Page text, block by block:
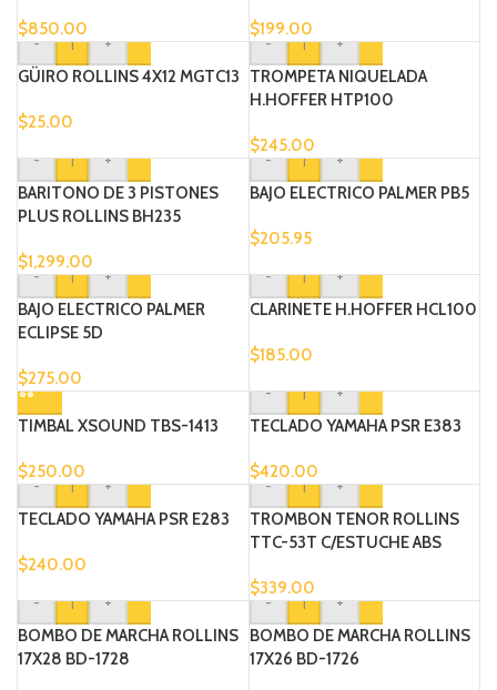
$850.00 $199.00
-
+
GÜIRO ROLLINS 4X12 MGTC13
$25.00
-
+
TROMPETA NIQUELADA
H.HOFFER HTP100
$245.00
-
+
BARITONO DE 3 PISTONES
PLUS ROLLINS BH235
$1,299.00
-
+
BAJO ELECTRICO PALMER PB5
$205.95
-
+
BAJO ELECTRICO PALMER
ECLIPSE 5D
$275.00
-
+
CLARINETE H.HOFFER HCL100
$185.00
TIMBAL XSOUND TBS-1413
$250.00
-
+
TECLADO YAMAHA PSR E383
$420.00
-
+
TECLADO YAMAHA PSR E283
$240.00
-
+
TROMBON TENOR ROLLINS
TTC-53T C/ESTUCHE ABS
$339.00
-
+
BOMBO DE MARCHA ROLLINS
17X28 BD-1728
-
+
BOMBO DE MARCHA ROLLINS
17X26 BD-1726